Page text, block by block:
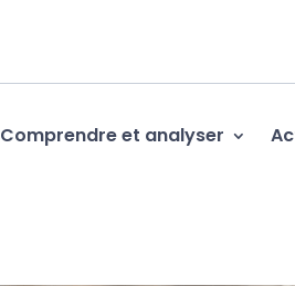
Comprendre et analyser